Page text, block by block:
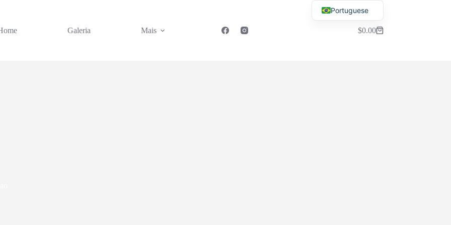
Galeria Mais Carrinho
$0.00
Portuguese